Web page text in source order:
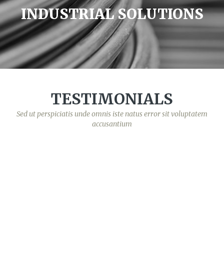
INDUSTRIALSOLUTIONS
TESTIMONIALS
Sed ut perspiciatis unde omnis iste natus error sit voluptatem
accusantium